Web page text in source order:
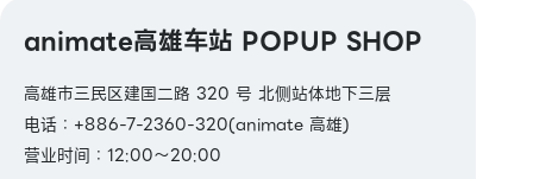
animate高雄车站 POPUP SHOP
高雄市三民区建国二路 320 号 北侧站体地下三层
电话：+886-7-2360-320(animate 高雄)
营业时间：12:00～20:00